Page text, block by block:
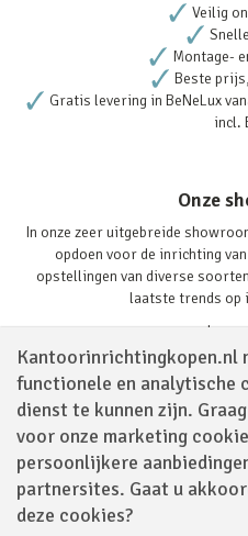
Kantoorinrichtingkopen.nl
functionele en analytische
dienst te kunnen zijn.
voor onze marketing
persoonlijkere
partnersites. Gaat u
deze cookies?
Veilig
Montage-
Beste
Gratis levering in BeNeLux
incl.
Onze
In onze zeer uitgebreide
opdoen voor de inrichting
opstellingen van diverse
laatste trends op
Lees